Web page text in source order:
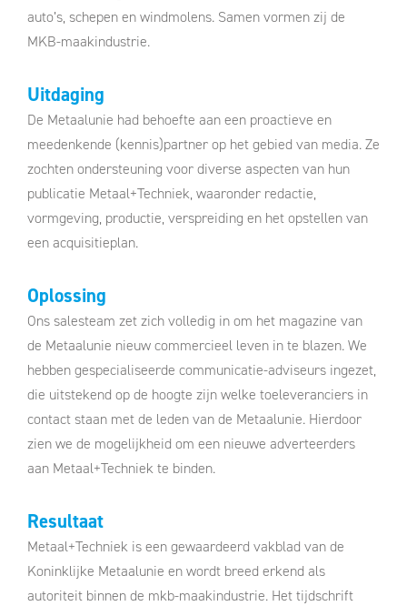
auto’s, schepen en windmolens. Samen vormen zij de
MKB-maakindustrie.
Uitdaging
De Metaalunie had behoefte aan een proactieve en
meedenkende (kennis)partner op het gebied van media. Ze
zochten ondersteuning voor diverse aspecten van hun
publicatie Metaal+Techniek, waaronder redactie,
vormgeving, productie, verspreiding en het opstellen van
een acquisitieplan.
Oplossing
Ons salesteam zet zich volledig in om het magazine van
de Metaalunie nieuw commercieel leven in te blazen. We
hebben gespecialiseerde communicatie-adviseurs ingezet,
die uitstekend op de hoogte zijn welke toeleveranciers in
contact staan met de leden van de Metaalunie. Hierdoor
zien we de mogelijkheid om een nieuwe adverteerders
aan Metaal+Techniek te binden.
Resultaat
Metaal+Techniek is een gewaardeerd vakblad van de
Koninklijke Metaalunie en wordt breed erkend als
autoriteit binnen de mkb-maakindustrie. Het tijdschrift